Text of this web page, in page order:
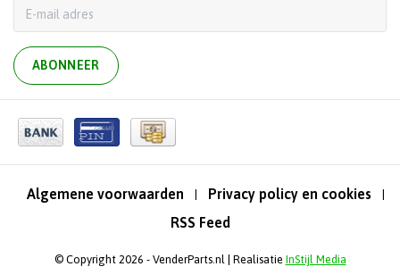
ABONNEER
Algemene voorwaarden | Privacy policy en cookies |
RSS Feed
© Copyright 2026 - VenderParts.nl | Realisatie InStijl Media